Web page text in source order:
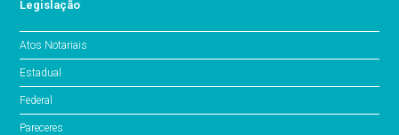
Legislação
Atos Notariais
Estadual
Federal
Pareceres